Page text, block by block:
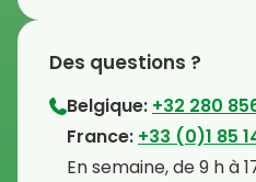
Des questions ?
Belgique: +32 280
⁠France: +33 (0)1 85
⁠En semaine, de 9 h à